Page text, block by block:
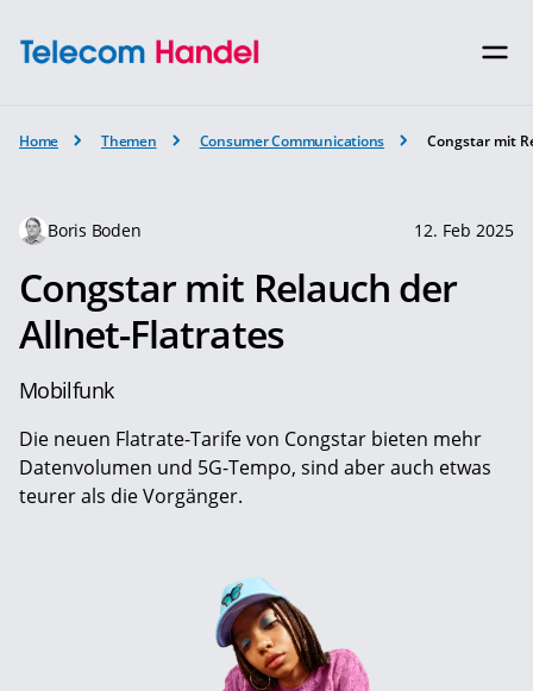
Home Themen Consumer Communications Congstar mit
Boris Boden 12. Feb 2025
Congstar mit Relauch der
Allnet-Flatrates
Mobilfunk
Die neuen Flatrate-Tarife von Congstar bieten mehr
Datenvolumen und 5G-Tempo, sind aber auch etwas
teurer als die Vorgänger.